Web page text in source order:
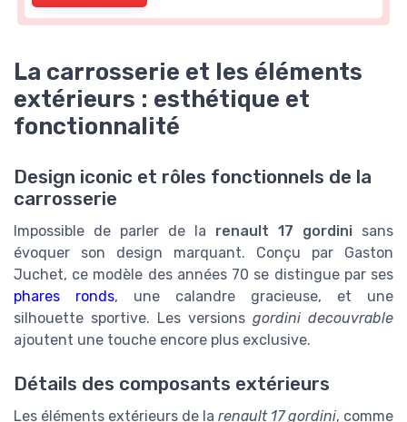
La carrosserie et les éléments
extérieurs : esthétique et
fonctionnalité
Design iconic et rôles fonctionnels de la
carrosserie
Impossible de parler de la renault 17 gordini sans
évoquer son design marquant. Conçu par Gaston
Juchet, ce modèle des années 70 se distingue par ses
phares ronds, une calandre gracieuse, et une
silhouette sportive. Les versions gordini decouvrable
ajoutent une touche encore plus exclusive.
Détails des composants extérieurs
Les éléments extérieurs de la renault 17 gordini, comme